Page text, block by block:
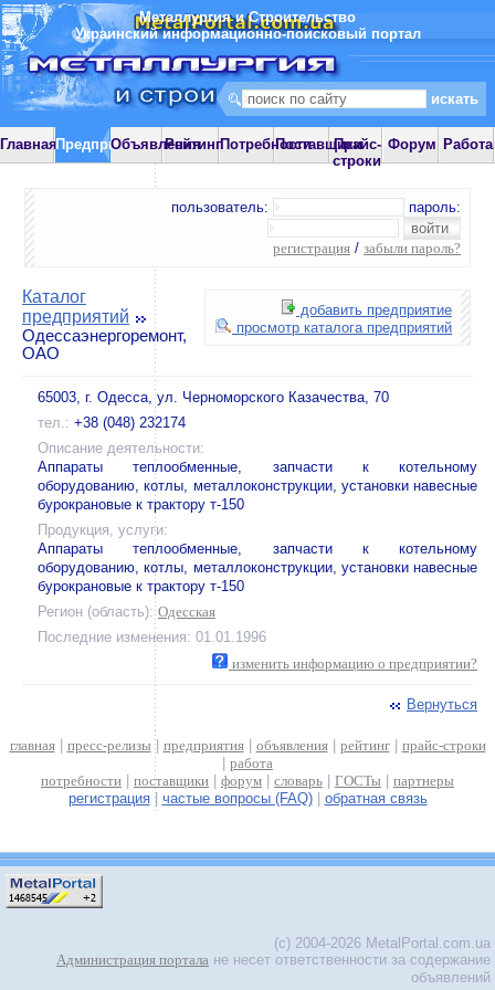
Металлургия и Строительство
Украинский информационно-поисковый портал
ГлавнаяПредприятияОбъявления
РейтингПотребностиПоставщики
Прайс-
строки
Форум Работа
пользователь: пароль:
регистрация / забыли пароль?
добавить предприятие
просмотр каталога предприятий
Каталог
предприятий
Одессаэнергоремонт,
ОАО
65003, г. Одесса, ул. Черноморского Казачества, 70
тел.: +38 (048) 232174
Описание деятельности:
Аппараты теплообменные, запчасти к котельному
оборудованию, котлы, металлоконструкции, установки навесные
бурокрановые к трактору т-150
Продукция, услуги:
Аппараты теплообменные, запчасти к котельному
оборудованию, котлы, металлоконструкции, установки навесные
бурокрановые к трактору т-150
Регион (область): Одесская
Последние изменения: 01.01.1996
изменить информацию о предприятии?
Вернуться
главная| пресс-релизы | предприятия| объявления| рейтинг| прайс-строки
работа
потребности
поставщики форум словарь ГОСТы
партнеры
регистрация| частые вопросы (FAQ)| обратная связь
(c) 2004-2026 MetalPortal.com.ua
Администрация портала не несет ответственности за содержание
объявлений